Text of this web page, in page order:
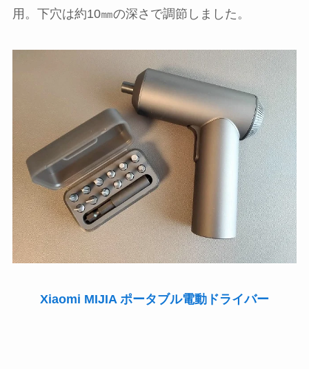
用。下穴は約10㎜の深さで調節しました。
Xiaomi MIJIA ポータブル電動ドライバー